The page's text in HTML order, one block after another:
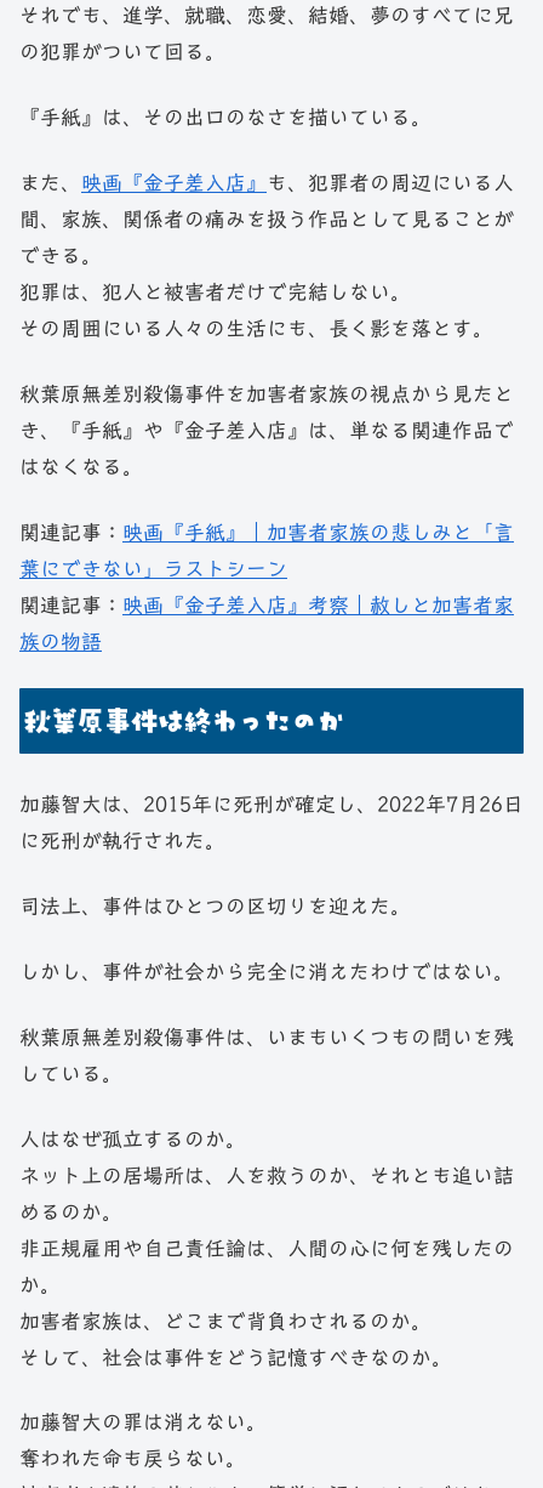
それでも、進学、就職、恋愛、結婚、夢のすべてに兄
の犯罪がついて回る。
『手紙』は、その出口のなさを描いている。
また、 映画『金子差入店』
も、犯罪者の周辺にいる人
間、家族、関係者の痛みを扱う作品として見ることが
できる。
犯罪は、犯人と被害者だけで完結しない。
その周囲にいる人々の生活にも、長く影を落とす。
秋葉原無差別殺傷事件を加害者家族の視点から見たと
き、『手紙』や『金子差入店』は、単なる関連作品で
はなくなる。
関連記事： 映画『手紙』｜加害者家族の悲しみと「言
葉にできない」ラストシーン
関連記事： 映画『金子差入店』考察｜赦しと加害者家
族の物語
秋葉原事件は終わったのか
加藤智大は、2015年に死刑が確定し、2022年7月26日
に死刑が執行された。
司法上、事件はひとつの区切りを迎えた。
しかし、事件が社会から完全に消えたわけではない。
秋葉原無差別殺傷事件は、いまもいくつもの問いを残
している。
人はなぜ孤立するのか。
ネット上の居場所は、人を救うのか、それとも追い詰
めるのか。
非正規雇用や自己責任論は、人間の心に何を残したの
か。
加害者家族は、どこまで背負わされるのか。
そして、社会は事件をどう記憶すべきなのか。
加藤智大の罪は消えない。
奪われた命も戻らない。